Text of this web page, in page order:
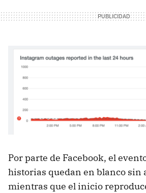
Por parte de Facebook, el
historias quedan en blanco sin
mientras que el inicio